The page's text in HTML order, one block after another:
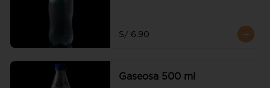
S/ 6.90
Gaseosa 500 ml